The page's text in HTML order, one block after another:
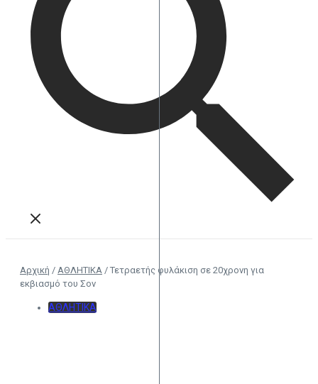
Αρχική / ΑΘΛΗΤΙΚΑ / Τετραετής φυλάκιση σε 20χρονη για
εκβιασμό του Σον
ΑΘΛΗΤΙΚΑ